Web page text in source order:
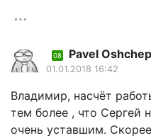
08 Pavel
01.01.2018 16:42
Владимир, насчёт
тем более , что Сергей
очень уставшим.